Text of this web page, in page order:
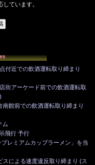
ています。
付近での飲酒運転取り締まり
街アーケード前での飲酒運転取
館前での飲酒運転取り締まり
ム
飛行 予行
レミアムカップラーメン」を当
による速度違反取り締まり (ス